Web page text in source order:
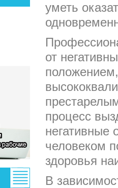
уметь
от
процесс
негативные
человеком
здоровья
В